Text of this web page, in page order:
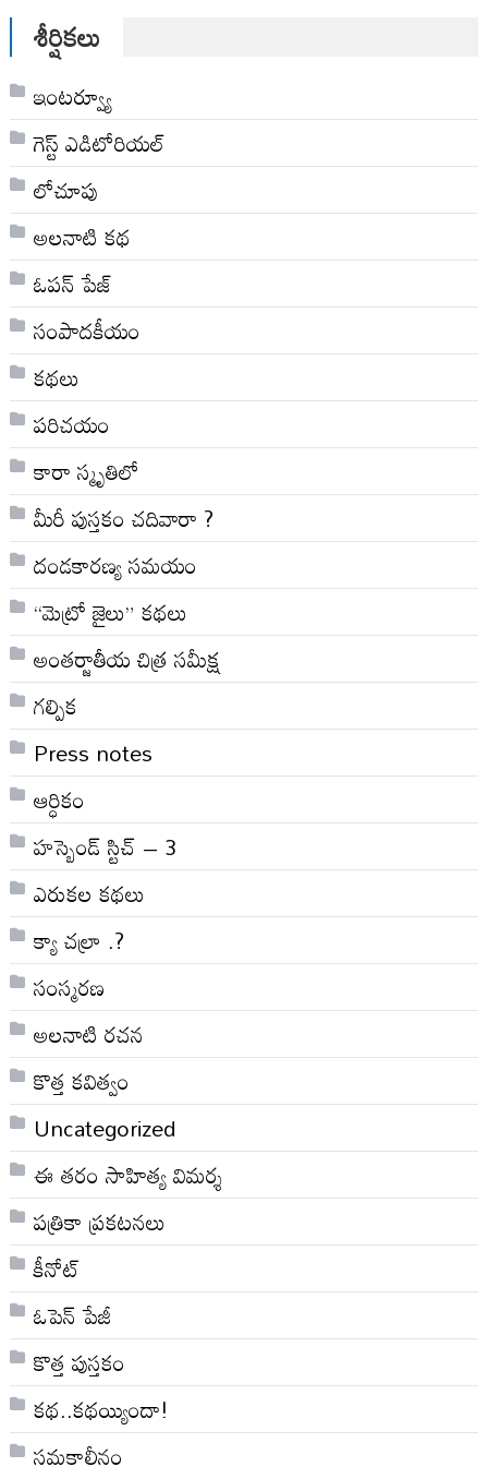
శీర్షికలు
ఇంటర్వ్యూ
గెస్ట్ ఎడిటోరియల్
లోచూపు
అల‌నాటి క‌థ‌
ఓపన్ పేజ్
సంపాదకీయం
కథలు
పరిచయం
కారా స్మృతిలో
మీరీ పుస్తకం చదివారా ?
దండకారణ్య సమయం
“మెట్రో జైలు” కథలు
అంతర్జాతీయ చిత్ర సమీక్ష
గల్పిక
Press notes
ఆర్ధికం
హస్బెండ్ స్టిచ్ – 3
ఎరుకల కథలు
క్యా చల్రా .?
సంస్మరణ
అలనాటి రచన
కొత్త కవిత్వం
Uncategorized
ఈ తరం సాహిత్య విమర్శ
పత్రికా ప్రకటనలు
కీనోట్
ఓపెన్ పేజీ
కొత్త పుస్తకం
కథ..కథయ్యిందా!
సమకాలీనం